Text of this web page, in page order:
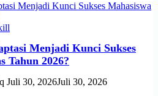
Menjadi Kunci Sukses
Tahun 2026?
Juli 30, 2026Juli 30, 2026